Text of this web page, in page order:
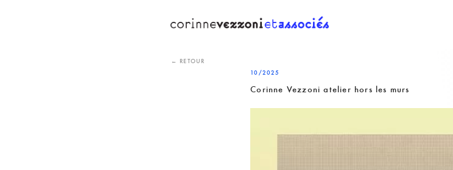
← RETOUR
10/2025
Corinne Vezzoni atelier hors les murs